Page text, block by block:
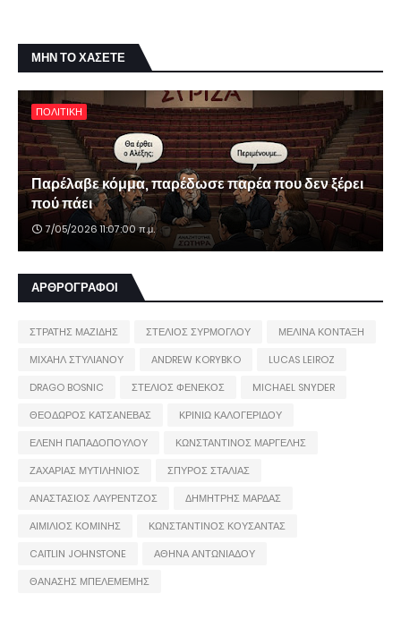
ΜΗΝ ΤΟ ΧΑΣΕΤΕ
ΠΟΛΙΤΙΚΗ
Παρέλαβε κόμμα, παρέδωσε παρέα που δεν ξέρει
πού πάει
7/05/2026 11:07:00 π.μ.
ΑΡΘΡΟΓΡΑΦΟΙ
ΣΤΡΑΤΗΣ ΜΑΖΙΔΗΣ ΣΤΕΛΙΟΣ ΣΥΡΜΟΓΛΟΥ
ΜΕΛΙΝΑ ΚΟΝΤΑΞΗ
ΜΙΧΑΗΛ ΣΤΥΛΙΑΝΟΥ
ANDREW KORYBKO
LUCAS LEIROZ
DRAGO BOSNIC
ΣΤΕΛΙΟΣ ΦΕΝΕΚΟΣ
MICHAEL SNYDER
ΘΕΟΔΩΡΟΣ ΚΑΤΣΑΝΕΒΑΣ
ΚΡΙΝΙΩ ΚΑΛΟΓΕΡΙΔΟΥ
ΕΛΕΝΗ ΠΑΠΑΔΟΠΟΥΛΟΥ
ΚΩΝΣΤΑΝΤΙΝΟΣ ΜΑΡΓΕΛΗΣ
ΖΑΧΑΡΙΑΣ ΜΥΤΙΛΗΝΙΟΣ
ΣΠΥΡΟΣ ΣΤΑΛΙΑΣ
ΑΝΑΣΤΑΣΙΟΣ ΛΑΥΡΕΝΤΖΟΣ
ΔΗΜΗΤΡΗΣ ΜΑΡΔΑΣ
ΑΙΜΙΛΙΟΣ ΚΟΜΙΝΗΣ
ΚΩΝΣΤΑΝΤΙΝΟΣ ΚΟΥΣΑΝΤΑΣ
CAITLIN JOHNSTONE
ΑΘΗΝΑ ΑΝΤΩΝΙΑΔΟΥ
ΘΑΝΑΣΗΣ ΜΠΕΛΕΜΕΜΗΣ